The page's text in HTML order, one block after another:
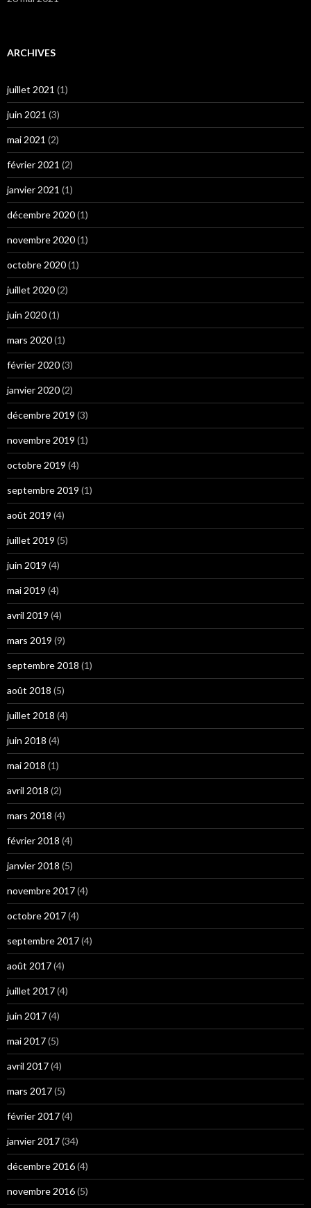
ARCHIVES
juillet 2021 (1)
juin 2021 (3)
mai 2021 (2)
février 2021 (2)
janvier 2021 (1)
décembre 2020(1)
novembre 2020(1)
octobre 2020(1)
juillet 2020(2)
juin 2020(1)
mars 2020(1)
février 2020(3)
janvier 2020(2)
décembre 2019 (3)
novembre 2019 (1)
octobre 2019 (4)
septembre 2019 (1)
août 2019 (4)
juillet 2019 (5)
juin 2019 (4)
mai 2019 (4)
avril 2019 (4)
mars 2019 (9)
septembre 2018 (1)
août 2018 (5)
juillet 2018 (4)
juin 2018 (4)
mai 2018 (1)
avril 2018 (2)
mars 2018 (4)
février 2018 (4)
janvier 2018 (5)
novembre 2017(4)
octobre 2017(4)
septembre 2017(4)
août 2017(4)
juillet 2017(4)
juin 2017(4)
mai 2017(5)
avril 2017(4)
mars 2017(5)
février 2017(4)
janvier 2017(34)
décembre 2016(4)
novembre 2016(5)